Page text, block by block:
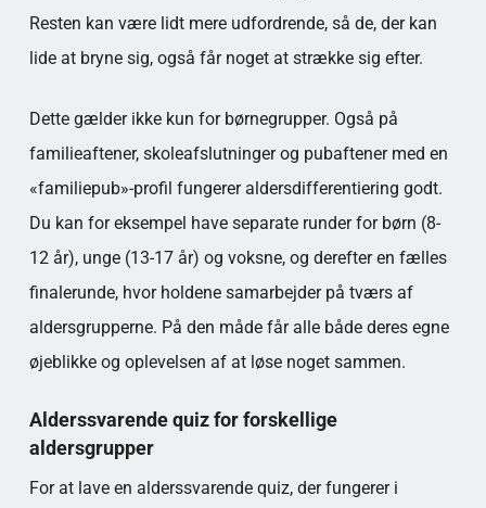
Resten kan være lidt mere udfordrende, så de, der kan
lide at bryne sig, også får noget at strække sig efter.
Dette gælder ikke kun for børnegrupper. Også på
familieaftener, skoleafslutninger og pubaftener med en
«familiepub»-profil fungerer aldersdifferentiering godt.
Du kan for eksempel have separate runder for børn (8-
12 år), unge (13-17 år) og voksne, og derefter en fælles
finalerunde, hvor holdene samarbejder på tværs af
aldersgrupperne. På den måde får alle både deres egne
øjeblikke og oplevelsen af at løse noget sammen.
Alderssvarende quiz for forskellige
aldersgrupper
For at lave en alderssvarende quiz, der fungerer i